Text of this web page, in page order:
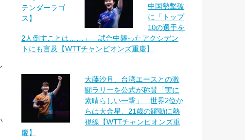
中国勢撃破
に「トップ
10の選手を
2人倒すことは……」 試合中襲ったアクシデン
トにも言及【WTTチャンピオンズ重慶】
大藤沙月、台湾エースとの激
闘ラリーを公式が称賛「実に
素晴らしい一撃」 世界2位か
らは大金星、21歳の躍動に熱
視線【WTTチャンピオンズ重
慶】